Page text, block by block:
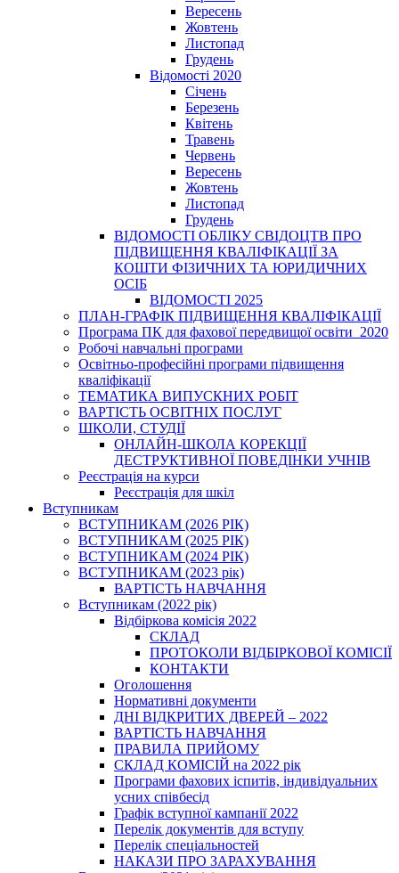
Вересень
Жовтень
Листопад
Грудень
Відомості 2020
Січень
Березень
Квітень
Травень
Червень
Вересень
Жовтень
Листопад
Грудень
ВІДОМОСТІ ОБЛІКУ СВІДОЦТВ ПРО
ПІДВИЩЕННЯ КВАЛІФІКАЦІЇ ЗА
КОШТИ ФІЗИЧНИХ ТА ЮРИДИЧНИХ
ОСІБ
ВІДОМОСТІ 2025
ПЛАН-ГРАФІК ПІДВИЩЕННЯ КВАЛІФІКАЦІЇ
Програма ПК для фахової передвищої освіти_2020
Робочі навчальні програми
Освітньо-професійні програми підвищення
кваліфікації
ТЕМАТИКА ВИПУСКНИХ РОБІТ
ВАРТІСТЬ ОСВІТНІХ ПОСЛУГ
ШКОЛИ, СТУДІЇ
ОНЛАЙН-ШКОЛА КОРЕКЦІЇ
ДЕСТРУКТИВНОЇ ПОВЕДІНКИ УЧНІВ
Реєстрація на курси
Реєстрація для шкіл
Вступникам
ВСТУПНИКАМ (2026 РІК)
ВСТУПНИКАМ (2025 РІК)
ВСТУПНИКАМ (2024 РІК)
ВСТУПНИКАМ (2023 рік)
ВАРТІСТЬ НАВЧАННЯ
Вступникам (2022 рік)
Відбіркова комісія 2022
СКЛАД
ПРОТОКОЛИ ВІДБІРКОВОЇ КОМІСІЇ
КОНТАКТИ
Оголошення
Нормативні документи
ДНІ ВІДКРИТИХ ДВЕРЕЙ – 2022
ВАРТІСТЬ НАВЧАННЯ
ПРАВИЛА ПРИЙОМУ
СКЛАД КОМІСІЙ на 2022 рік
Програми фахових іспитів, індивідуальних
усних співбесід
Графік вступної кампанії 2022
Перелік документів для вступу
Перелік спеціальностей
НАКАЗИ ПРО ЗАРАХУВАННЯ